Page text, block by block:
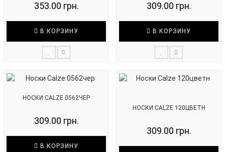
353.00 грн.
В КОРЗИНУ
309.00 грн.
В КОРЗИНУ
НОСКИ CALZE 0562ЧЕР
309.00 грн.
В КОРЗИНУ
НОСКИ CALZE 120ЦВЕТН
309.00 грн.